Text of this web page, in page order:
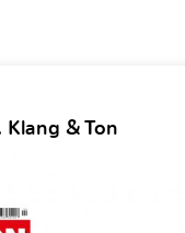
& Ton